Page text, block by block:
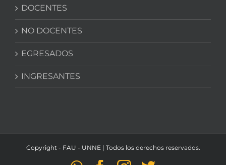
DOCENTES
NO DOCENTES
EGRESADOS
INGRESANTES
Copyright - FAU - UNNE | Todos los derechos reservados.